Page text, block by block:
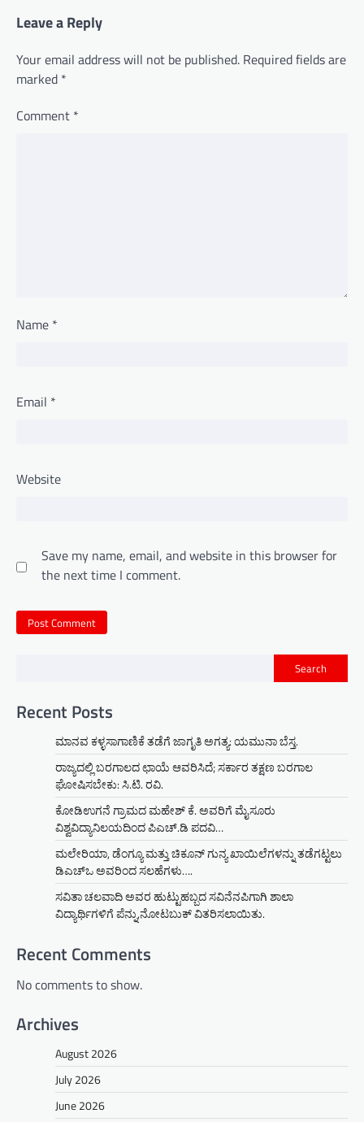
Leave a Reply
Your email address will not be published. Required fields are
marked *
Comment *
Name *
Email *
Website
Save my name, email, and website in this browser for
the next time I comment.
Search
Recent Posts
ಮಾನವ ಕಳ್ಳಸಾಗಾಣಿಕೆ ತಡೆಗೆ ಜಾಗೃತಿ ಅಗತ್ಯ: ಯಮುನಾ ಬೆಸ್ತ.
ರಾಜ್ಯದಲ್ಲಿ ಬರಗಾಲದ ಛಾಯೆ ಆವರಿಸಿದೆ; ಸರ್ಕಾರ ತಕ್ಷಣ ಬರಗಾಲ
ಘೋಷಿಸಬೇಕು: ಸಿ.ಟಿ. ರವಿ.
ಕೋಡಿಉಗನೆ ಗ್ರಾಮದ ಮಹೇಶ್ ಕೆ. ಅವರಿಗೆ ಮೈಸೂರು
ವಿಶ್ವವಿದ್ಯಾನಿಲಯದಿಂದ ಪಿಎಚ್.ಡಿ ಪದವಿ…
ಮಲೇರಿಯಾ, ಡೆಂಗ್ಯೂ ಮತ್ತು ಚಿಕೂನ್ ಗುನ್ಯ ಖಾಯಿಲೆಗಳನ್ನು ತಡೆಗಟ್ಟಲು
ಡಿಎಚ್‌ಒ ಅವರಿಂದ ಸಲಹೆಗಳು….
ಸವಿತಾ ಚಲವಾದಿ ಅವರ ಹುಟ್ಟುಹಬ್ಬದ ಸವಿನೆನಪಿಗಾಗಿ ಶಾಲಾ
ವಿದ್ಯಾರ್ಥಿಗಳಿಗೆ ಪೆನ್ನು,ನೋಟಬುಕ್ ವಿತರಿಸಲಾಯಿತು.
Recent Comments
No comments to show.
Archives
August 2026
July 2026
June 2026